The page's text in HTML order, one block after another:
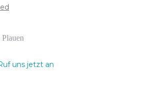
uns jetzt an